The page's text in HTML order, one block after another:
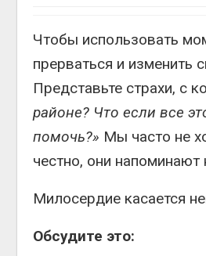
Чтобы использовать
прерваться и изменить
Представьте страхи, с
районе? Что если все
помочь?» Мы часто не
честно, они
Милосердие касается
Обсудите это: